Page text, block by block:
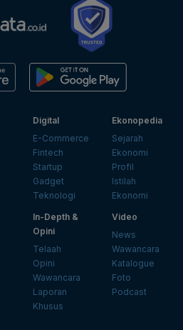
Digital
E-Commerce
Fintech
Startup
Gadget
Teknologi
Ekonopedia
Sejarah
Ekonomi
Profil
Istilah
Ekonomi
In-Depth &
Opini
Telaah
Opini
Wawancara
Laporan
Khusus
Video
News
Wawancara
Katalogue
Foto
Podcast